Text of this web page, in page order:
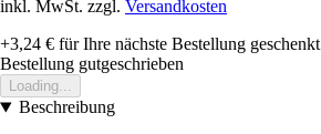
inkl. MwSt. zzgl. Versandkosten
+3,24 € für Ihre nächste Bestellung geschenkt
Bestellung gutgeschrieben
Loading...
Beschreibung